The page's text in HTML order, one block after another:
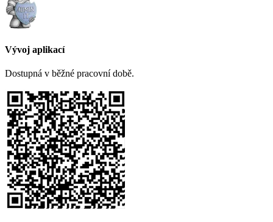
Vývoj aplikací
Dostupná v běžné pracovní době.